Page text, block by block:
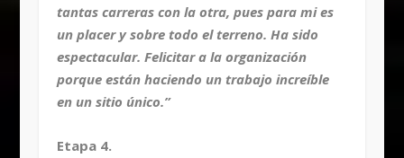
tantas carreras con la otra, pues para mi es
un placer y sobre todo el terreno. Ha sido
espectacular. Felicitar a la organización
porque están haciendo un trabajo increíble
en un sitio único.”
Etapa 4.